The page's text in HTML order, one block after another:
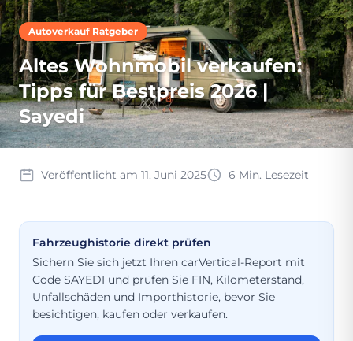
Autoverkauf Ratgeber
Altes Wohnmobil verkaufen:
Tipps für Bestpreis 2026 |
Sayedi
Veröffentlicht am 11. Juni 2025 6 Min. Lesezeit
Fahrzeughistorie direkt prüfen
Sichern Sie sich jetzt Ihren carVertical-Report mit
Code SAYEDI und prüfen Sie FIN, Kilometerstand,
Unfallschäden und Importhistorie, bevor Sie
besichtigen, kaufen oder verkaufen.